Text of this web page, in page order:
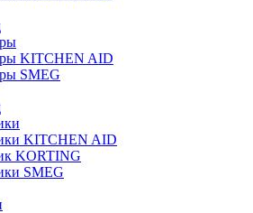
KITCHEN AID
SMEG
KITCHEN AID
KORTING
SMEG